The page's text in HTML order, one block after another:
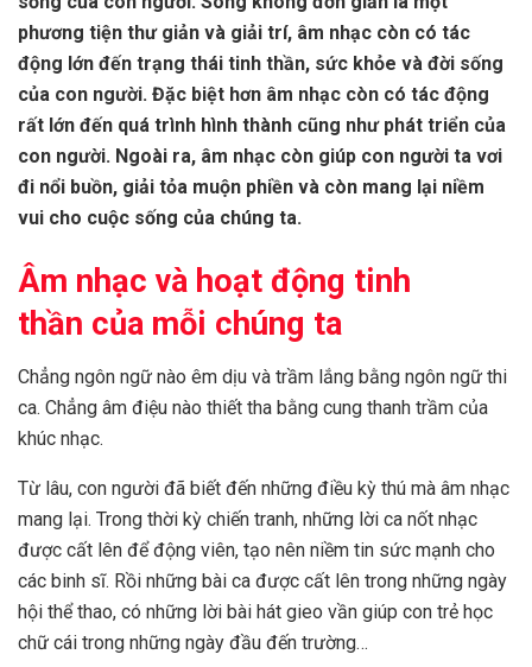
phương tiện thư giản và giải trí, âm nhạc còn có tác
động lớn đến trạng thái tinh thần, sức khỏe và đời sống
của con người. Đặc biệt hơn âm nhạc còn có tác động
rất lớn đến quá trình hình thành cũng như phát triển của
con người. Ngoài ra, âm nhạc còn giúp con người ta vơi
đi nổi buồn, giải tỏa muộn phiền và còn mang lại niềm
vui cho cuộc sống của chúng ta.
Âm nhạc và hoạt động tinh
thần của mỗi chúng ta
Chẳng ngôn ngữ nào êm dịu và trầm lắng bằng ngôn ngữ thi
ca. Chẳng âm điệu nào thiết tha bằng cung thanh trầm của
khúc nhạc.
Từ lâu, con người đã biết đến những điều kỳ thú mà âm nhạc
mang lại. Trong thời kỳ chiến tranh, những lời ca nốt nhạc
được cất lên để động viên, tạo nên niềm tin sức mạnh cho
các binh sĩ. Rồi những bài ca được cất lên trong những ngày
hội thể thao, có những lời bài hát gieo vần giúp con trẻ học
chữ cái trong những ngày đầu đến trường…